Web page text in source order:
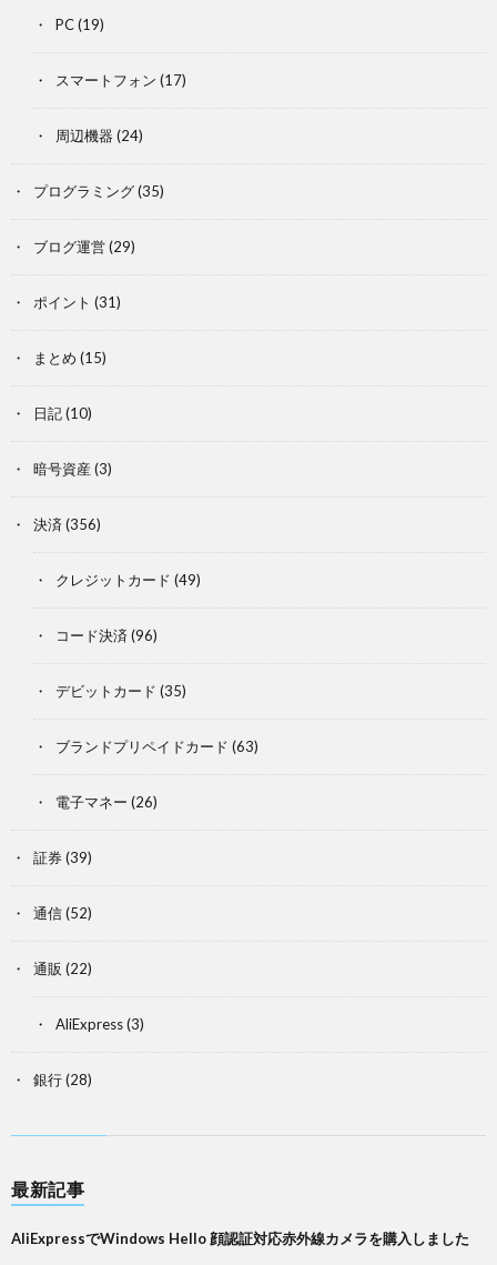
PC(19)
スマートフォン (17)
周辺機器 (24)
プログラミング(35)
ブログ運営(29)
ポイント (31)
まとめ (15)
日記(10)
暗号資産 (3)
決済 (356)
クレジットカード (49)
コード決済 (96)
デビットカード (35)
ブランドプリペイドカード (63)
電子マネー (26)
証券(39)
通信(52)
通販 (22)
AliExpress(3)
銀行(28)
最新記事
AliExpressでWindows Hello 顔認証対応赤外線カメラを購入しました